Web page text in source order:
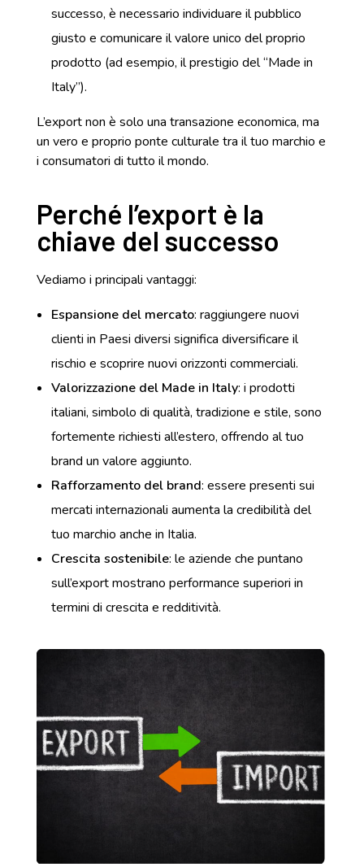
successo, è necessario individuare il pubblico
giusto e comunicare il valore unico del proprio
prodotto (ad esempio, il prestigio del “Made in
Italy”).
L’export non è solo una transazione economica, ma
un vero e proprio ponte culturale tra il tuo marchio e
i consumatori di tutto il mondo.
Perché l’export è la
chiave del successo
Vediamo i principali vantaggi:
Espansione del mercato: raggiungere nuovi
clienti in Paesi diversi significa diversificare il
rischio e scoprire nuovi orizzonti commerciali.
Valorizzazione del Made in Italy: i prodotti
italiani, simbolo di qualità, tradizione e stile, sono
fortemente richiesti all’estero, offrendo al tuo
brand un valore aggiunto.
Rafforzamento del brand: essere presenti sui
mercati internazionali aumenta la credibilità del
tuo marchio anche in Italia.
Crescita sostenibile: le aziende che puntano
sull’export mostrano performance superiori in
termini di crescita e redditività.